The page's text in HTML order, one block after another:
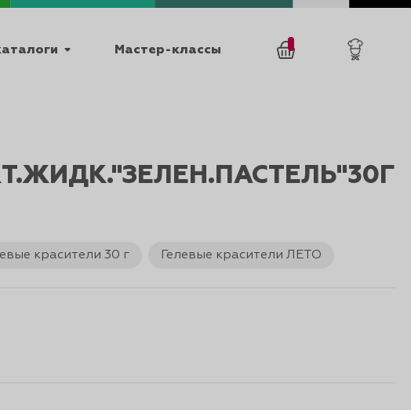
2025 КАТАЛОГИ
Мастер-классы
красители 30 г Гелевые красители ЛЕТО